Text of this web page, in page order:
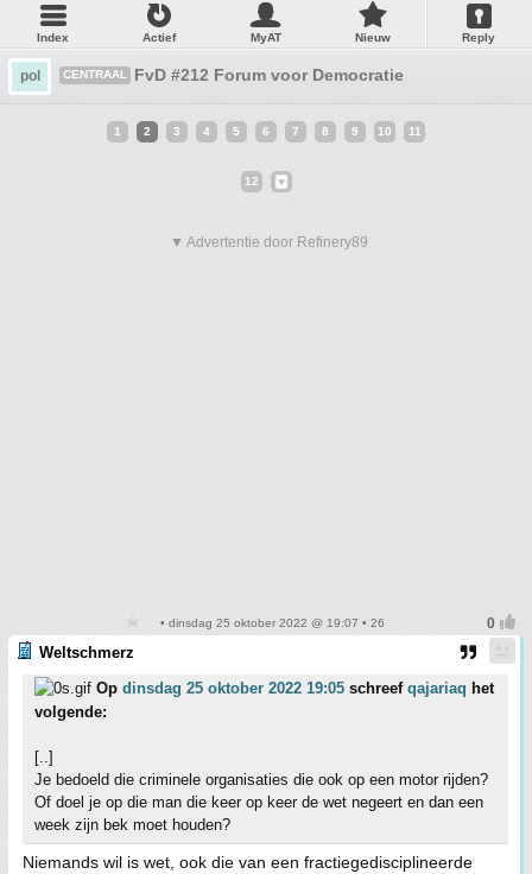
Index Actief MyAT Nieuw Reply
pol CENTRAAL FvD #212 Forum voor Democratie
1 2 3 4 5 6 7 8 9 10 11
12
▼ Advertentie door Refinery89
• dinsdag 25 oktober 2022 @ 19:07 • 26
Weltschmerz
Op dinsdag 25 oktober 2022 19:05 schreef qajariaq het
volgende:
[..]
Je bedoeld die criminele organisaties die ook op een motor rijden?
Of doel je op die man die keer op keer de wet negeert en dan een
week zijn bek moet houden?
Niemands wil is wet, ook die van een fractiegedisciplineerde